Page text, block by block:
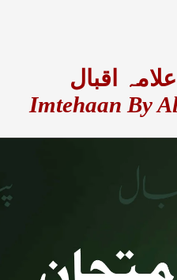
اقبال
Imtehaan By